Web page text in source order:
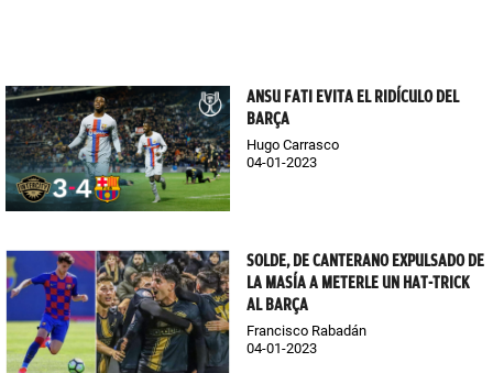
ANSU FATI EVITA EL RIDÍCULO DEL
BARÇA
Hugo Carrasco
04-01-2023
SOLDE, DE CANTERANO EXPULSADO DE
LA MASÍA A METERLE UN HAT-TRICK
AL BARÇA
Francisco Rabadán
04-01-2023